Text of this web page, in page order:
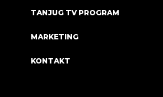
TANJUG TV PROGRAM
MARKETING
KONTAKT